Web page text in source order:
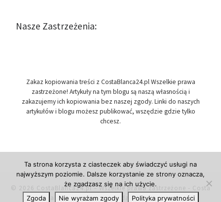
Nasze Zastrzeżenia:
Zakaz kopiowania treści z CostaBlanca24.pl Wszelkie prawa
zastrzeżone! Artykuły na tym blogu są naszą własnością i
zakazujemy ich kopiowania bez naszej zgody. Linki do naszych
artykułów i blogu możesz publikować, wszędzie gdzie tylko
chcesz.
© 2026 CostaBlanca24.pl– Wszelkie prawa zastrzeżone - Costa
Blanca w Hiszpanii, przydatne informacje.
Ta strona korzysta z ciasteczek aby świadczyć usługi na
najwyższym poziomie. Dalsze korzystanie ze strony oznacza,
że zgadzasz się na ich użycie.
Zgoda
Nie wyrażam zgody Polityka prywatności